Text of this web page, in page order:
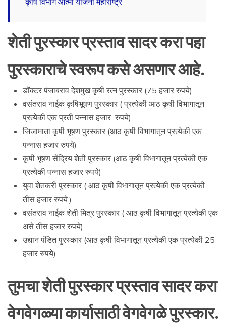
शेती पुरस्कार प्रस्ताव सादर करा पहा
पुरस्काराचे स्वरूप कसे असणार आहे.
डॉक्टर पंजाबराव देशमुख कृषी रत्न पुरस्कार (75 हजार रुपये)
वसंतराव नाईक कृषिभूषण पुरस्कार ( प्रत्येकी आठ कृषी विभागातून
प्रत्येकी एक प्रती पन्नास हजार रुपये)
जिजामाता कृषी भूषण पुरस्कार (आठ कृषी विभागातून प्रत्येकी एक
पन्नास हजार रुपये)
कृषी भूषण सेंद्रिय शेती पुरस्कार (आठ कृषी विभागातून प्रत्येकी एक,
प्रत्येकी पन्नास हजार रुपये)
युवा शेतकरी पुरस्कार ( आठ कृषी विभागातून प्रत्येकी एक प्रत्येकी
तीस हजार रुपये.)
वसंतराव नाईक शेती मित्र पुरस्कार ( आठ कृषी विभागातून प्रत्येकी एक
असे तीस हजार रुपये)
उद्यान पंडित पुरस्कार (आठ कृषी विभागातून प्रत्येकी एक प्रत्येकी 25
हजार रुपये)
तुमचा शेती पुरस्कार प्रस्ताव सादर करा
वेगवेगळ्या कार्यासाठी वेगवेगळे पुरस्कार.